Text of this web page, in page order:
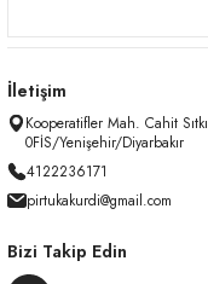
İletişim
Kooperatifler Mah. Cahit
0FİS/Yenişehir/Diyarbakır
4122236171
pirtukakurdi@gmail.com
Bizi Takip Edin